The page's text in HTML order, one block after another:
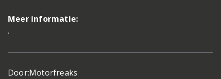
Meer informatie:
.
Door:Motorfreaks